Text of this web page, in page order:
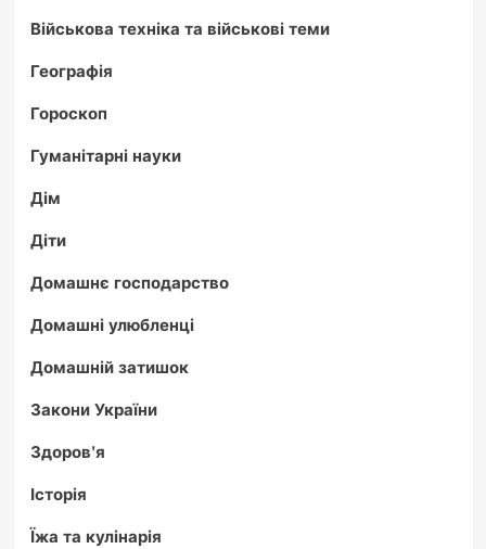
Військова техніка та військові теми
Географія
Гороскоп
Гуманітарні науки
Дім
Діти
Домашнє господарство
Домашні улюбленці
Домашній затишок
Закони України
Здоров'я
Історія
Їжа та кулінарія